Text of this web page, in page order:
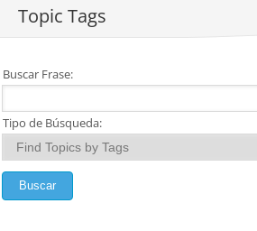
Topic Tags
Buscar Frase:
Tipo de Búsqueda: